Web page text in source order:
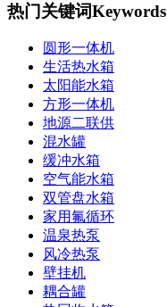
热门关键词Keywords
圆形一体机
生活热水箱
太阳能水箱
方形一体机
地源二联供
混水罐
缓冲水箱
空气能水箱
双管盘水箱
家用氟循环
温泉热泵
风冷热泵
壁挂机
耦合罐